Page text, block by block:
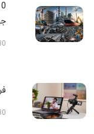
30 تیر 1405
30 تیر 1405